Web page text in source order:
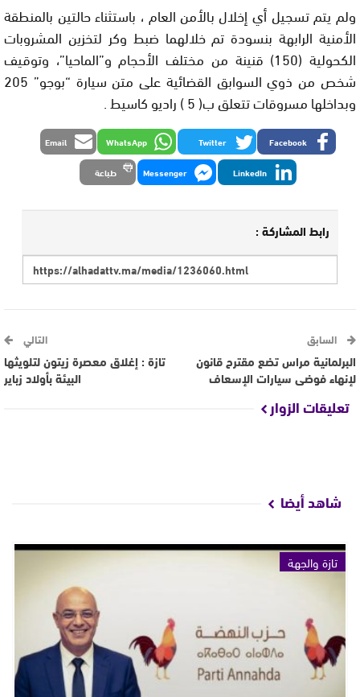
ولم يتم تسجيل أي إخلال بالأمن العام ، باستثناء حالتين بالمنطقة
الأمنية الرابهة بنسودة تم خلالهما ضبط وكر لتخزين المشروبات
الكحولية (150) قنينة من مختلف الأحجام و”الماحيا”، وتوقيف
شخص من ذوي السوابق القضائية على متن سيارة “بوجو” 205
وبداخلها مسروقات تتعلق ب( 5 ) راديو كاسيط .
Facebook
Twitter
WhatsApp
Email
LinkedIn
Messenger طباعة
رابط المشاركة :
السابق
البرلمانية مراس تضع مقترح قانون
لإنهاء فوضى سيارات الإسعاف
التالي
تازة : إغلاق معصرة زيتون لتلويثها
البيئة بأولاد زباير
تعليقات الزوار
شاهد أيضا
تازة والجهة